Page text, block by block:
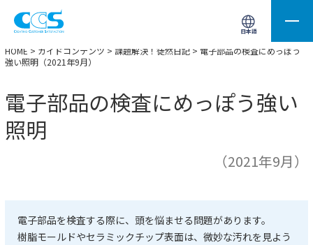
日本語
画像処理用の製品検索 サイト内検索(Enterで実行)
HOME > ガイドコンテンツ > 課題解決！徒然日記 > 電子部品の検査にめっぽう
強い照明（2021年9月）
電子部品の検査にめっぽう強い
照明
（2021年9月）
電子部品を検査する際に、頭を悩ませる問題があります。
樹脂モールドやセラミックチップ表面は、微妙な汚れを見よう